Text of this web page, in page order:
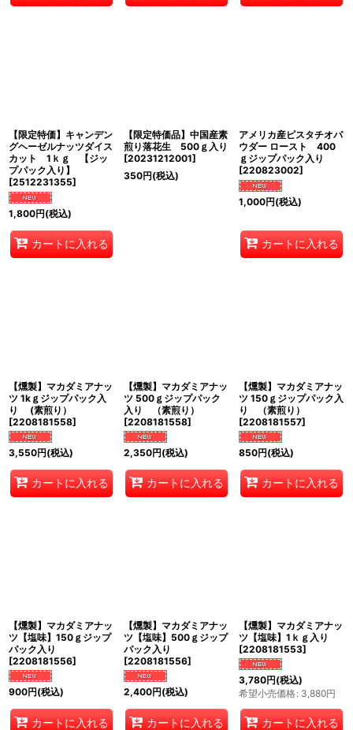
【限定特価】キャンデン
グヘーゼルナッツダイス
カット 1ｋｇ 【ジッ
プパック入り】
[2512231355]
1,800円(税込)
カートに入れる
【限定特価品】中国産素
煎り落花生 500ｇ入り
[20231212001]
350円(税込)
アメリカ産ピスタチオパ
ウダー ロースト 400
ｇジップパック入り
[220823002]
1,000円(税込)
カートに入れる
【燻製】マカダミアナッ
ツ 1kｇジップパック入
り (素煎り）
[2208181558]
3,550円(税込)
カートに入れる
【燻製】マカダミアナッ
ツ 500ｇジップパック
入り （素煎り）
[2208181558]
2,350円(税込)
カートに入れる
【燻製】マカダミアナッ
ツ 150ｇジップパック入
り （素煎り）
[2208181557]
850円(税込)
カートに入れる
【燻製】マカダミアナッ
ツ【塩味】150ｇジップ
パック入り
[2208181556]
900円(税込)
カートに入れる
【燻製】マカダミアナッ
ツ【塩味】500ｇジップ
パック入り
[2208181556]
2,400円(税込)
カートに入れる
【燻製】マカダミアナッ
ツ【塩味】1ｋｇ入り
[2208181553]
3,780円(税込)
希望小売価格: 3,880円
カートに入れる